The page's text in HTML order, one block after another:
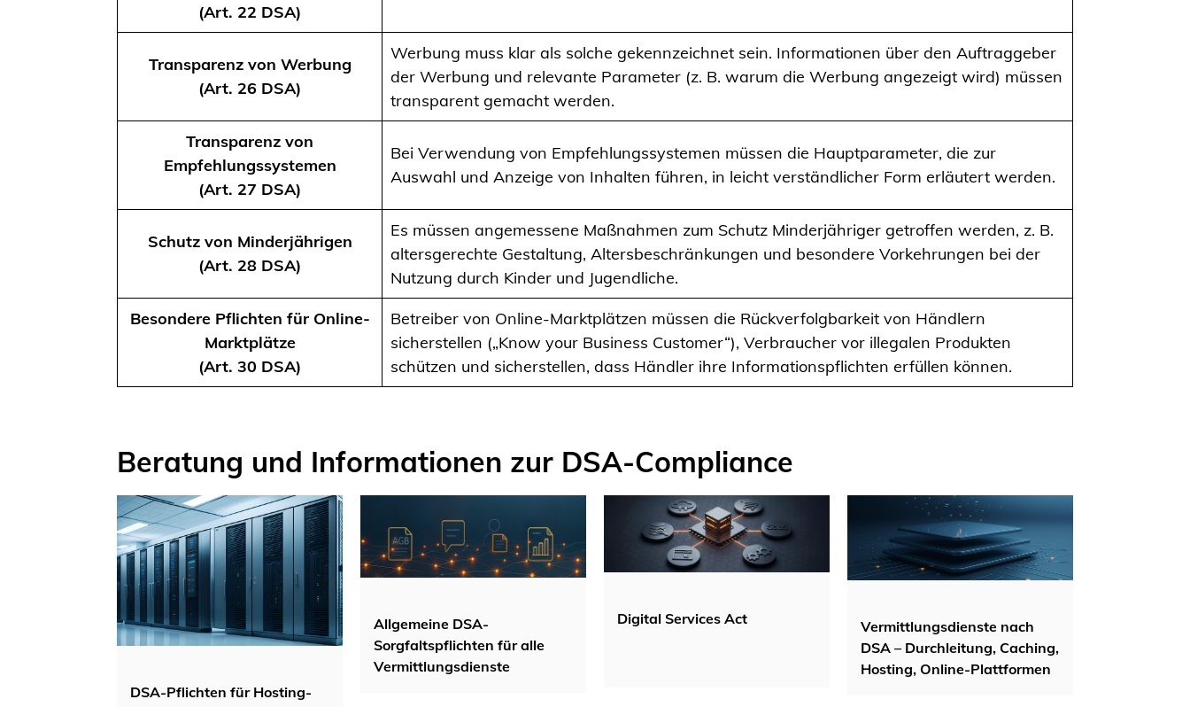
(Art. 22 DSA)
Transparenz von Werbung
(Art. 26 DSA)
Werbung muss klar als solche gekennzeichnet sein. Informationen über den Auftraggeber
der Werbung und relevante Parameter (z. B. warum die Werbung angezeigt wird) müssen
transparent gemacht werden.
Transparenz von
Empfehlungssystemen
(Art. 27 DSA)
Bei Verwendung von Empfehlungssystemen müssen die Hauptparameter, die zur
Auswahl und Anzeige von Inhalten führen, in leicht verständlicher Form erläutert werden.
Schutz von Minderjährigen
(Art. 28 DSA)
Es müssen angemessene Maßnahmen zum Schutz Minderjähriger getroffen werden, z. B.
altersgerechte Gestaltung, Altersbeschränkungen und besondere Vorkehrungen bei der
Nutzung durch Kinder und Jugendliche.
Besondere Pflichten für Online-
Marktplätze
(Art. 30 DSA)
Betreiber von Online-Marktplätzen müssen die Rückverfolgbarkeit von Händlern
sicherstellen („Know your Business Customer“), Verbraucher vor illegalen Produkten
schützen und sicherstellen, dass Händler ihre Informationspflichten erfüllen können.
Beratung und Informationen zur DSA-Compliance
DSA-Pflichten für Hosting-
Allgemeine DSA-
Sorgfaltspflichten für alle
Vermittlungsdienste
Digital Services Act
Vermittlungsdienste nach
DSA – Durchleitung, Caching,
Hosting, Online-Plattformen